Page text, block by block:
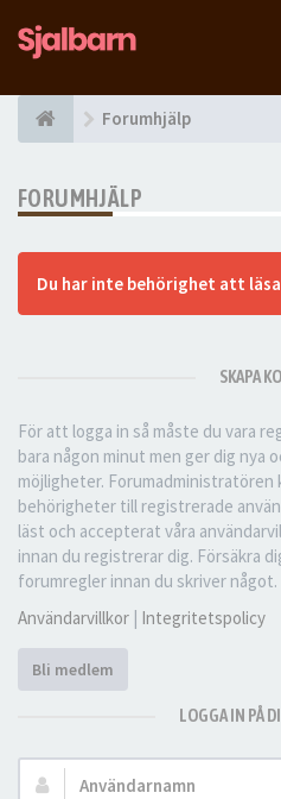
Forumhjälp
FORUMHJÄLP
Du har inte behörighet att
SKAPA
För att logga in så måste du vara
bara någon minut men ger dig nya
möjligheter. Forumadministratören
behörigheter till registrerade
läst och accepterat våra
innan du registrerar dig. Försäkra
forumregler innan du skriver något.
Användarvillkor | Integritetspolicy
Bli medlem
LOGGA IN PÅ
Användarnamn: